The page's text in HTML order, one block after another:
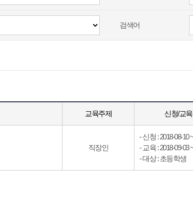
검색어
교육주제 신청/교
직장인
- 신청 : 2018-08-10
- 교육 : 2018-09-03
- 대상 : 초등학생